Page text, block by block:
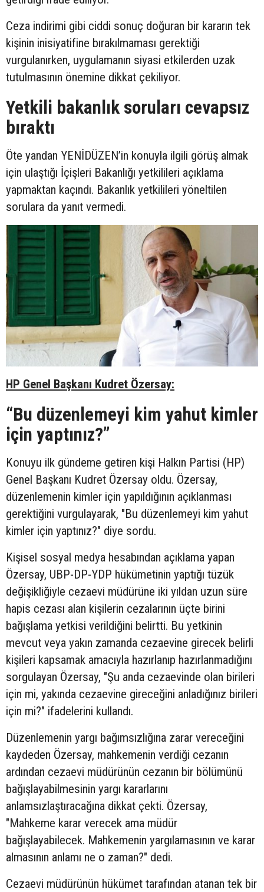
Ceza indirimi gibi ciddi sonuç doğuran bir kararın tek
kişinin inisiyatifine bırakılmaması gerektiği
vurgulanırken, uygulamanın siyasi etkilerden uzak
tutulmasının önemine dikkat çekiliyor.
Yetkili bakanlık soruları cevapsız
bıraktı
Öte yandan YENİDÜZEN’in konuyla ilgili görüş almak
için ulaştığı İçişleri Bakanlığı yetkilileri açıklama
yapmaktan kaçındı. Bakanlık yetkilileri yöneltilen
sorulara da yanıt vermedi.
HP Genel Başkanı Kudret Özersay:
“Bu düzenlemeyi kim yahut kimler
için yaptınız?”
Konuyu ilk gündeme getiren kişi Halkın Partisi (HP)
Genel Başkanı Kudret Özersay oldu. Özersay,
düzenlemenin kimler için yapıldığının açıklanması
gerektiğini vurgulayarak, "Bu düzenlemeyi kim yahut
kimler için yaptınız?" diye sordu.
Kişisel sosyal medya hesabından açıklama yapan
Özersay, UBP-DP-YDP hükümetinin yaptığı tüzük
değişikliğiyle cezaevi müdürüne iki yıldan uzun süre
hapis cezası alan kişilerin cezalarının üçte birini
bağışlama yetkisi verildiğini belirtti. Bu yetkinin
mevcut veya yakın zamanda cezaevine girecek belirli
kişileri kapsamak amacıyla hazırlanıp hazırlanmadığını
sorgulayan Özersay, "Şu anda cezaevinde olan birileri
için mi, yakında cezaevine gireceğini anladığınız birileri
için mi?" ifadelerini kullandı.
Düzenlemenin yargı bağımsızlığına zarar vereceğini
kaydeden Özersay, mahkemenin verdiği cezanın
ardından cezaevi müdürünün cezanın bir bölümünü
bağışlayabilmesinin yargı kararlarını
anlamsızlaştıracağına dikkat çekti. Özersay,
"Mahkeme karar verecek ama müdür
bağışlayabilecek. Mahkemenin yargılamasının ve karar
almasının anlamı ne o zaman?" dedi.
Cezaevi müdürünün hükümet tarafından atanan tek bir